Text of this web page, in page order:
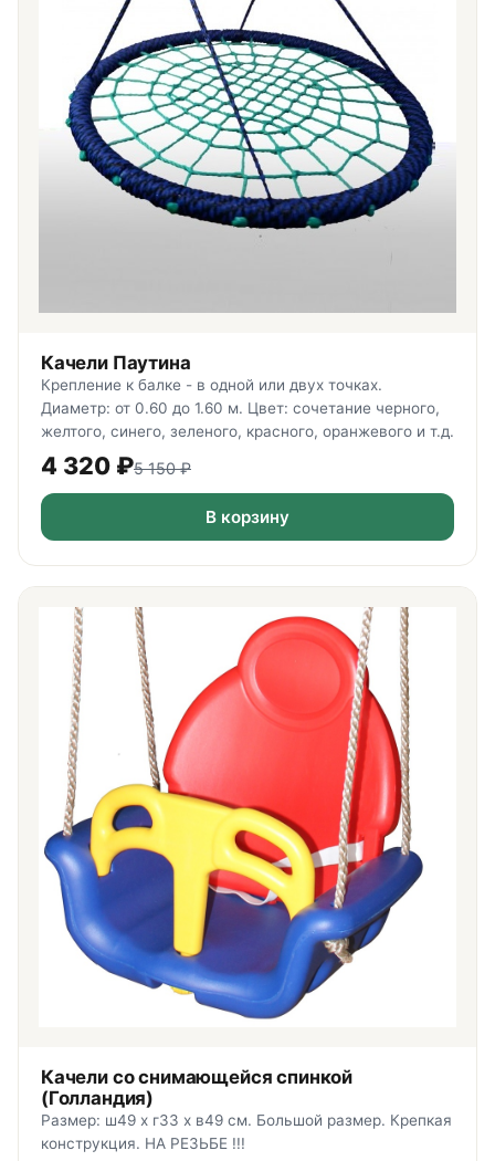
Качели Паутина
Крепление к балке - в одной или двух точках.
Диаметр: от 0.60 до 1.60 м. Цвет: сочетание черного,
желтого, синего, зеленого, красного, оранжевого и т.д.
4 320 ₽5 150₽
В корзину
Качели со снимающейся спинкой
(Голландия)
Размер: ш49 х г33 х в49 см. Большой размер. Крепкая
конструкция. НА РЕЗЬБЕ !!!